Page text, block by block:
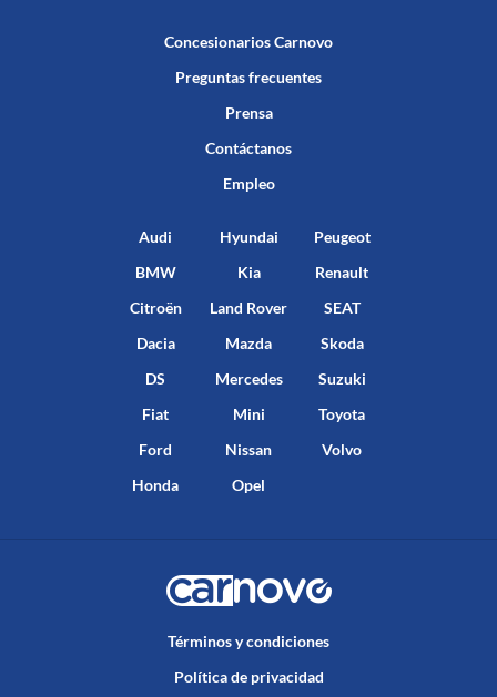
Concesionarios Carnovo
Preguntas frecuentes
Prensa
Contáctanos
Empleo
Audi
BMW
Citroën
Dacia
DS
Fiat
Ford
Honda
Hyundai
Kia
Land Rover
Mazda
Mercedes
Mini
Nissan
Opel
Peugeot
Renault
SEAT
Skoda
Suzuki
Toyota
Volvo
Términos y condiciones
Política de privacidad